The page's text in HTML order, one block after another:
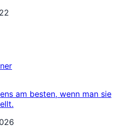
am besten, wenn man sie